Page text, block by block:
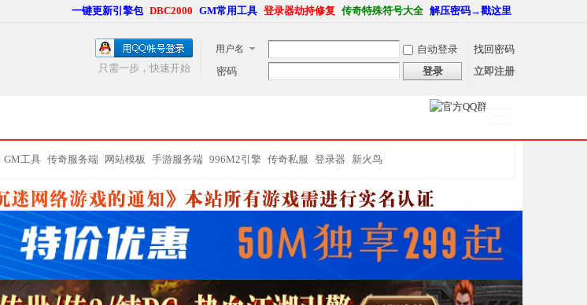
一键更新引擎包 DBC2000 GM常用工具 登录器劫持修复 传奇特殊符号大全 解压密码→戳这里
用户名 自动登录
找回密码
密码
登录 立即注册
只需一步，快速开始
GM工具 传奇服务端 网站模板 手游服务端 996M2引擎 传奇私服 登录器 新火鸟